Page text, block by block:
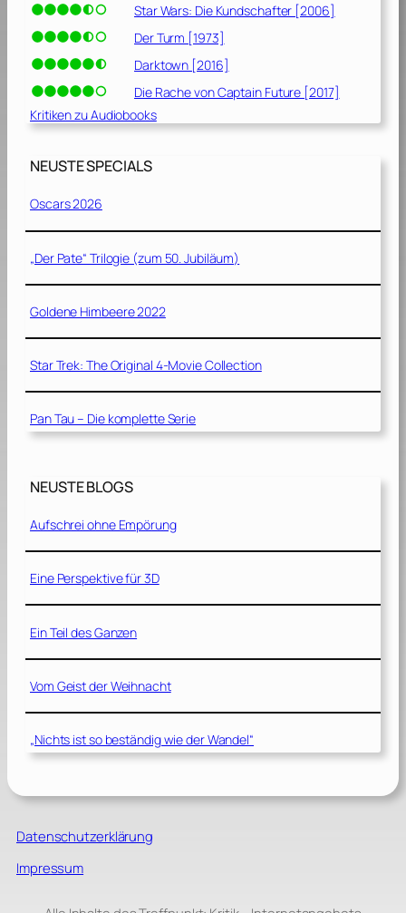
Star Wars: Die Kundschafter [2006]
Der Turm [1973]
Darktown [2016]
Die Rache von Captain Future [2017]
Kritiken zu Audiobooks
NEUSTE SPECIALS
Oscars 2026
„Der Pate“ Trilogie (zum 50. Jubiläum)
Goldene Himbeere 2022
Star Trek: The Original 4-Movie Collection
Pan Tau – Die komplette Serie
NEUSTE BLOGS
Aufschrei ohne Empörung
Eine Perspektive für 3D
Ein Teil des Ganzen
Vom Geist der Weihnacht
„Nichts ist so beständig wie der Wandel“
Datenschutzerklärung
Impressum